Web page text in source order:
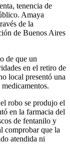
tenencia de
Amaya
de la
de Buenos Aires
de que un
en el retiro de
local presentó una
robo se produjo el
en la farmacia del
de fentanilo y
comprobar que la
atendida ni